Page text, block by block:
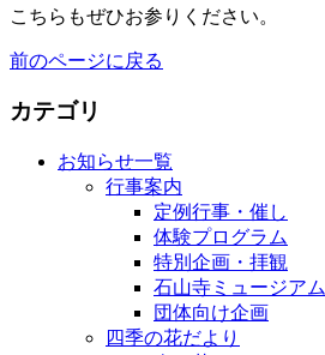
こちらもぜひお参りください。
前のページに戻る
カテゴリ
お知らせ一覧
行事案内
定例行事・催し
体験プログラム
特別企画・拝観
石山寺ミュージアム
団体向け企画
四季の花だより